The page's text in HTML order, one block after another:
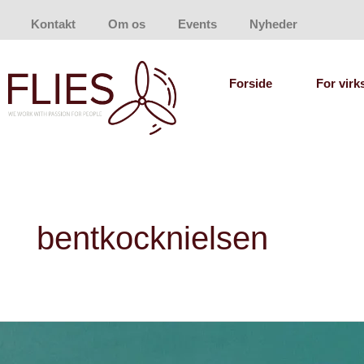
Kontakt Om os Events Nyheder
Forside For
bentkocknielsen